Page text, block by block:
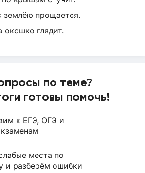
землёю прощается.
глядит.
по теме?
готовы помочь!
к ЕГЭ, ОГЭ и
места по
и разберём ошибки